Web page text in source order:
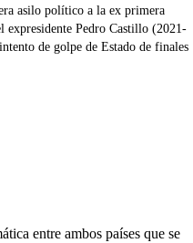
asilo político a la ex primera
expresidente Pedro Castillo (2021-
de golpe de Estado de finales
entre ambos países que se